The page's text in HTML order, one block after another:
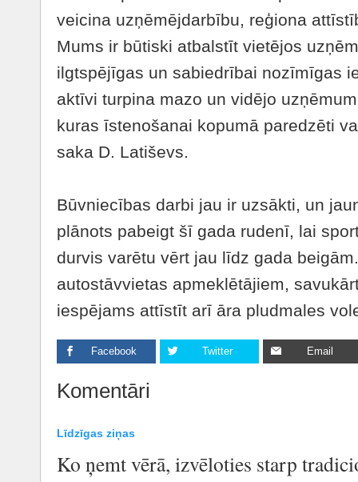
veicina uzņēmējdarbību, reģiona
Mums ir būtiski atbalstīt vietējos
ilgtspējīgas un sabiedrībai nozīmīgas
aktīvi turpina mazo un vidējo
kuras īstenošanai kopumā paredzēti
saka D. Latiševs.
Būvniecības darbi jau ir uzsākti, un
plānots pabeigt šī gada rudenī, lai
durvis varētu vērt jau līdz gada
autostāvvietas apmeklētājiem,
iespējams attīstīt arī āra pludmales
Facebook Twitter Email
Komentāri
Līdzīgas ziņas
Ko ņemt vērā, izvēloties starp